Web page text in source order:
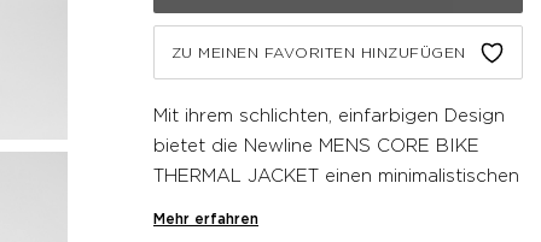
ZU MEINEN FAVORITEN HINZUFÜGEN
Mit ihrem schlichten, einfarbigen Design
bietet die Newline MENS CORE BIKE
THERMAL JACKET einen minimalistischen
Mehr erfahren